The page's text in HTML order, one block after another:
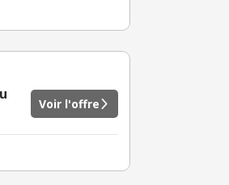
Voir l'offre